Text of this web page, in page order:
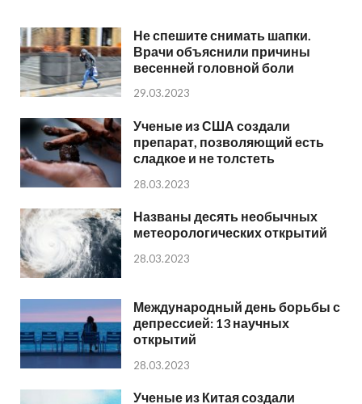
Не спешите снимать шапки.
Врачи объяснили причины
весенней головной боли
29.03.2023
Ученые из США создали
препарат, позволяющий есть
сладкое и не толстеть
28.03.2023
Названы десять необычных
метеорологических открытий
28.03.2023
Международный день борьбы с
депрессией: 13 научных
открытий
28.03.2023
Ученые из Китая создали